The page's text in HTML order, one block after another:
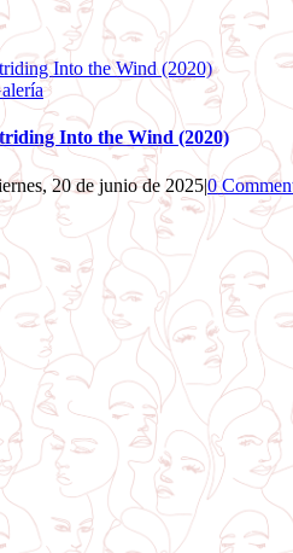
Into the Wind (2020)
Into the Wind (2020)
20 de junio de 2025|0